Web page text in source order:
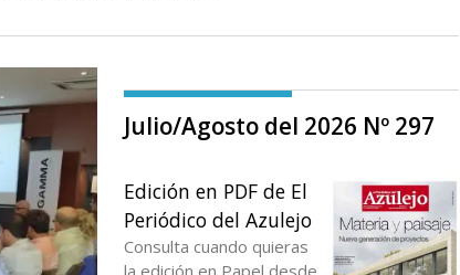
Julio/Agosto del 2026 Nº 297
Edición en PDF de El
Periódico del Azulejo
Consulta cuando quieras